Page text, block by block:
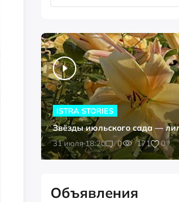
31 июля 18:20 0 171 0
ISTRA STORIES
Звёзды июльского сада —
Объявления